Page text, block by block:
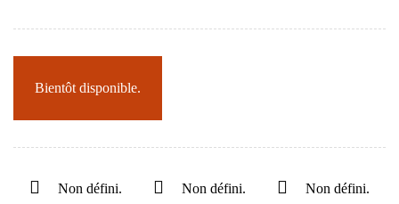
Bientôt disponible.
Non défini. Non défini. Non défini.